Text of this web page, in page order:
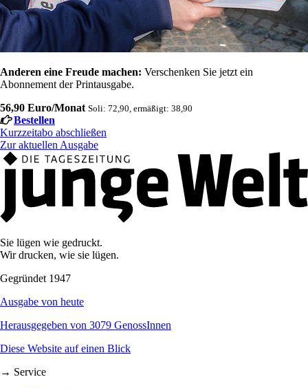
Anderen eine Freude machen: Verschenken Sie jetzt ein
Abonnement der Printausgabe.
56,90 Euro/Monat Soli: 72,90, ermäßigt: 38,90
Bestellen
Kurzzeitabo abschließen
Zur aktuellen Ausgabe
Sie lügen wie gedruckt.
Wir drucken, wie sie lügen.
Gegründet 1947
Ausgabe von heute
Herausgegeben von 3079 GenossInnen
Diese Website auf einen Blick
→ Service